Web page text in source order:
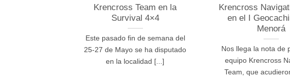
Krencross Team en la
Survival 4×4
Este pasado fin de semana del
25-27 de Mayo se ha disputado
en la localidad [...]
Krencross
en el I
Menorá
Nos llega la nota de
equipo Krencross
Team, que